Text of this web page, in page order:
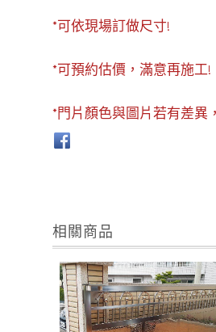
*可依現場訂做尺寸!
*可預約估價，滿意再施工!
*門片顏色與圖片若有差異
相關商品